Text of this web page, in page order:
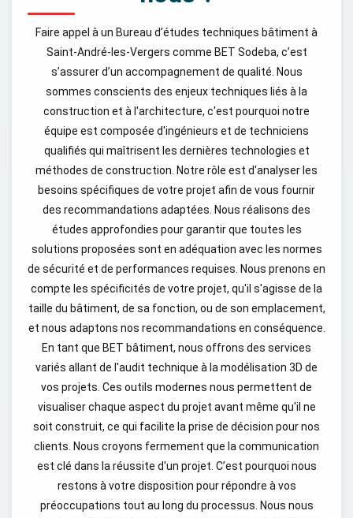
Faire appel à un Bureau d’études techniques bâtiment à
Saint-André-les-Vergers comme BET Sodeba, c’est
s’assurer d’un accompagnement de qualité. Nous
sommes conscients des enjeux techniques liés à la
construction et à l'architecture, c'est pourquoi notre
équipe est composée d'ingénieurs et de techniciens
qualifiés qui maîtrisent les dernières technologies et
méthodes de construction. Notre rôle est d'analyser les
besoins spécifiques de votre projet afin de vous fournir
des recommandations adaptées. Nous réalisons des
études approfondies pour garantir que toutes les
solutions proposées sont en adéquation avec les normes
de sécurité et de performances requises. Nous prenons en
compte les spécificités de votre projet, qu'il s'agisse de la
taille du bâtiment, de sa fonction, ou de son emplacement,
et nous adaptons nos recommandations en conséquence.
En tant que BET bâtiment, nous offrons des services
variés allant de l'audit technique à la modélisation 3D de
vos projets. Ces outils modernes nous permettent de
visualiser chaque aspect du projet avant même qu'il ne
soit construit, ce qui facilite la prise de décision pour nos
clients. Nous croyons fermement que la communication
est clé dans la réussite d'un projet. C’est pourquoi nous
restons à votre disposition pour répondre à vos
préoccupations tout au long du processus. Nous nous